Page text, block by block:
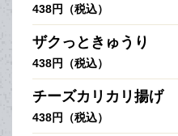
438円（税込）
ザクっときゅうり
438円（税込）
チーズカリカリ揚げ
438円（税込）